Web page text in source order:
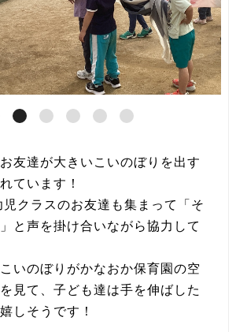
友達が大きいこいのぼりを出す
ています！
クラスのお友達も集まって「そ
と声を掛け合いながら協力して
いのぼりがかなおか保育園の空
見て、子ども達は手を伸ばした
しそうです！